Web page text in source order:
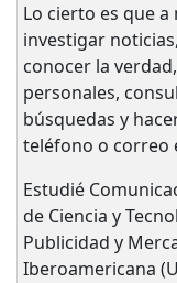
Lo cierto es que
investigar
conocer la
personales,
búsquedas y
teléfono o correo
Estudié
de Ciencia y
Publicidad y
Iberoamericana